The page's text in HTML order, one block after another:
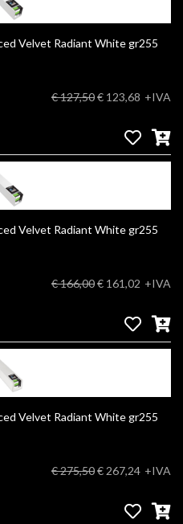
Radiant White gr255
€ 127,50€ 123,68 +IVA
Radiant White gr255
€ 166,00€ 161,02 +IVA
Radiant White gr255
€ 275,50€ 267,24 +IVA